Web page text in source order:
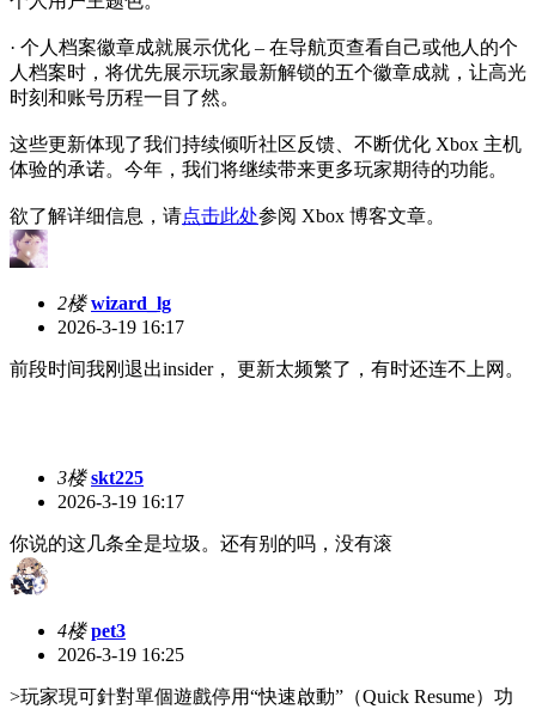
· 个人档案徽章成就展示优化 – 在导航页查看自己或他人的个
人档案时，将优先展示玩家最新解锁的五个徽章成就，让高光
时刻和账号历程一目了然。
这些更新体现了我们持续倾听社区反馈、不断优化 Xbox 主机
体验的承诺。今年，我们将继续带来更多玩家期待的功能。
欲了解详细信息，请点击此处参阅 Xbox 博客文章。
2楼 wizard_lg
2026-3-19 16:17
前段时间我刚退出insider， 更新太频繁了，有时还连不上网。
3楼 skt225
2026-3-19 16:17
你说的这几条全是垃圾。还有别的吗，没有滚
4楼 pet3
2026-3-19 16:25
>玩家現可針對單個遊戲停用“快速啟動”（Quick Resume）功